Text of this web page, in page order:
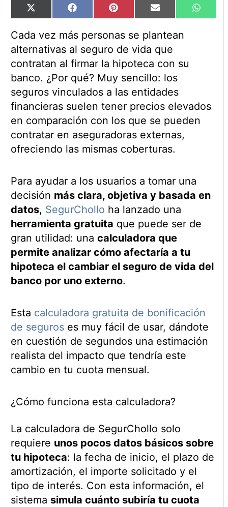
Compartir
en
X
(Twitter)
Compartir
en
Facebook Compartir
en
Pinterest Compartir
en
Email
en
Cada vez más personas se plantean
alternativas al seguro de vida que
contratan al firmar la hipoteca con su
banco. ¿Por qué? Muy sencillo: los
seguros vinculados a las entidades
financieras suelen tener precios elevados
en comparación con los que se pueden
contratar en aseguradoras externas,
ofreciendo las mismas coberturas.
Para ayudar a los usuarios a tomar una
decisión más clara, objetiva y basada en
datos, SegurChollo ha lanzado una
herramienta gratuita que puede ser de
gran utilidad: una calculadora que
permite analizar cómo afectaría a tu
hipoteca el cambiar el seguro de vida del
banco por uno externo.
Esta calculadora gratuita de bonificación
de seguroses muy fácil de usar, dándote
en cuestión de segundos una estimación
realista del impacto que tendría este
cambio en tu cuota mensual.
¿Cómo funciona esta calculadora?
La calculadora de SegurChollo solo
requiere unos pocos datos básicos sobre
tu hipoteca: la fecha de inicio, el plazo de
amortización, el importe solicitado y el
tipo de interés. Con esta información, el
sistema simula cuánto subiría tu cuota